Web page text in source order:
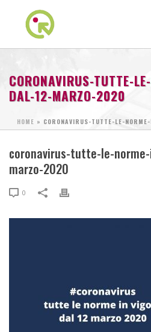
CORONAVIRUS-TUTTE-
DAL-12-MARZO-2020
HOME » CORONAVIRUS-TUTTE-LE-
coronavirus-tutte-le-
marzo-2020
0